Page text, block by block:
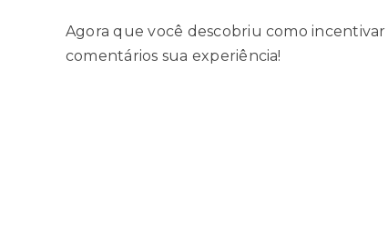
Agora que você descobriu como
comentários sua experiência!